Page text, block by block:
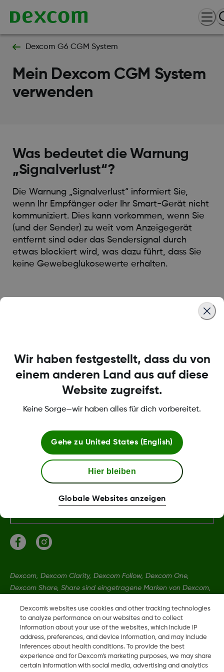
Dexcom G6 CGM System
Mein Dexcom CGM System
verwenden
Was bedeutet die Warnung
„Signalverlust“?
Die Warnung „Signalverlust“ informiert Sie,
wenn Ihr Empfänger oder Ihr Smart-Gerät nicht
kommuniziert. Dies kann vorkommen, wenn Sie
(und der Sender) zu weit vom Anzeigegerät
entfernt sind oder das Sendersignal durch
etwas blockiert wird, was dazu führt, dass Sie
keine Gewebeglukosewerte erhalten.
LBL013583 Rev002
Über Dexcom
Bedingungen und Richtlinien
Mehr Informationen
Dexcom, Dexcom Clarity, Dexcom Follow, Dexcom One,
Dexcom Share, Share sind eingetragene Marken von Dexcom,
eingetragen.
LBL013583 Rev002
Dexcom's websites use cookies and other tracking technologies
to analyze performance on our websites and to collect
information about your use of the websites, which include IP
address, preferences, and device information, and may include
inferences about health conditions. To provide the best
experience and for Dexcom’s marketing purposes, we may share
certain information with social media, advertising and analytics
Wir haben festgestellt, dass du von
einem anderen Land aus auf diese
Website zugreifst.
Keine Sorge—wir haben alles für dich vorbereitet.
Gehe zu United States (English)
Hier bleiben
Globale Websites anzeigen